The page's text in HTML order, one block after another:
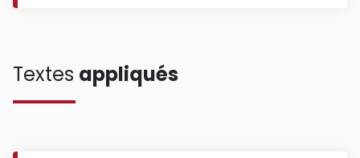
Textes appliqués